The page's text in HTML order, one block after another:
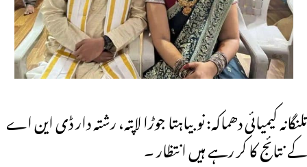
تلنگانہ کیمیائی دھماکہ: نوبیاہتا جوڑا لاپتہ، رشتہ دار ڈی این اے
کے نتائج کا کر رہے ہیں انتظار ۔